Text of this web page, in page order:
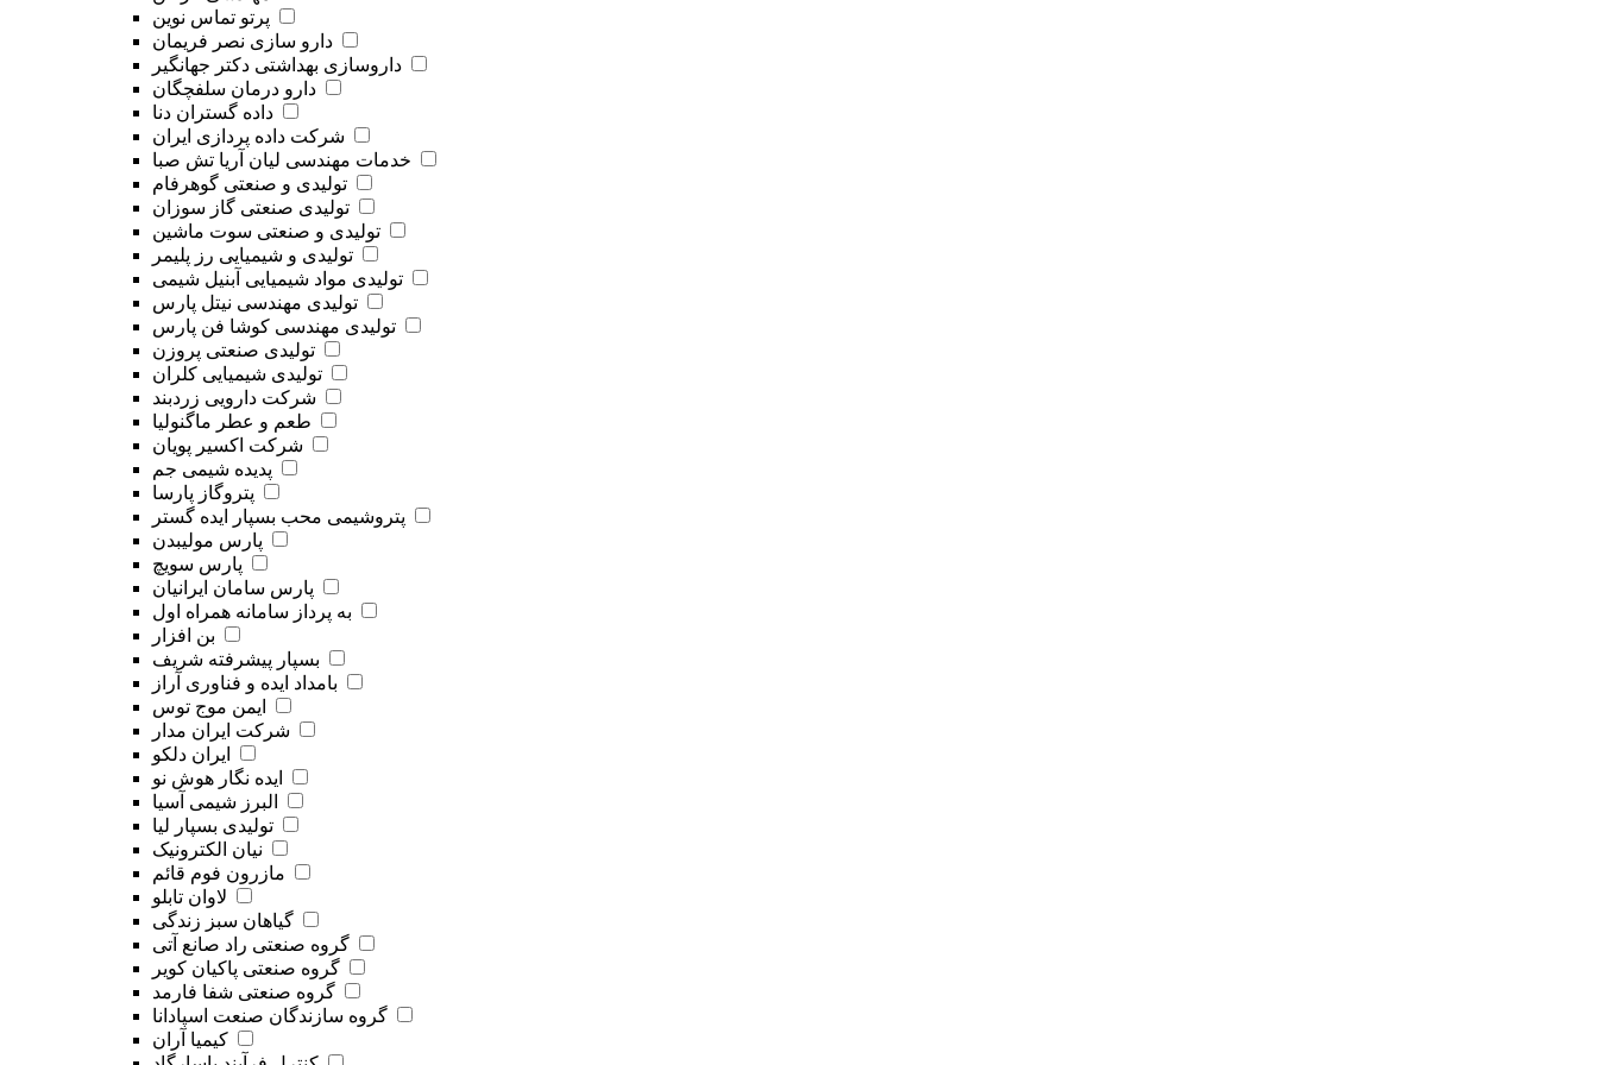
پرتو تماس نوین
دارو سازی نصر فریمان
داروسازی بهداشتی دکتر جهانگیر
دارو درمان سلفچگان
داده گستران دنا
شرکت داده پردازی ایران
خدمات مهندسی لیان آریا تش صبا
تولیدی و صنعتی گوهرفام
تولیدی صنعتی گاز سوزان
تولیدی و صنعتی سوت ماشین
تولیدی و شیمیایی رز پلیمر
تولیدی مواد شیمیایی آبنیل شیمی
تولیدی مهندسی نیتل پارس
تولیدی مهندسی کوشا فن پارس
تولیدی صنعتی پروزن
تولیدی شیمیایی کلران
شرکت دارویی زردبند
طعم و عطر ماگنولیا
شرکت اکسیر پویان
پدیده شیمی جم
پتروگاز پارسا
پتروشیمی محب بسپار ایده گستر
پارس مولیبدن
پارس سویچ
پارس سامان ایرانیان
به پرداز سامانه همراه اول
بن افزار
بسپار پیشرفته شریف
بامداد ایده و فناوری آراز
ایمن موج توس
شرکت ایران مدار
ایران دلکو
ایده نگار هوش نو
البرز شیمی آسیا
تولیدی بسپار لیا
نیان الکترونیک
مازرون فوم قائم
لاوان تابلو
گیاهان سبز زندگی
گروه صنعتی راد صانع آتی
گروه صنعتی پاکیان کویر
گروه صنعتی شفا فارمد
گروه سازندگان صنعت اسپادانا
کیمیا آران